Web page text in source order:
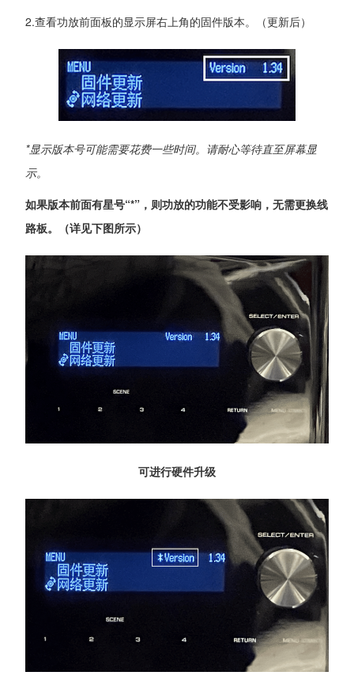
2.查看功放前面板的显示屏右上角的固件版本。（更新后）
*显示版本号可能需要花费一些时间。请耐心等待直至屏幕显
示。
如果版本前面有星号“*”，则功放的功能不受影响，无需更换线
路板。（详见下图所示）
可进行硬件升级